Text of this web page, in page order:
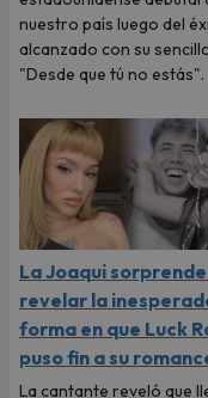
nuestro país luego del
alcanzado con su
"Desde que tú no estás".
La Joaqui
revelar la
forma en que Luck
puso fin a su
La cantante reveló que